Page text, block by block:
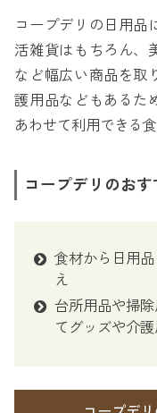
コープデリの日用品
活雑貨はもちろん、
など幅広い商品を取
護用品などもあるた
あわせて利用できる
コープデリのおす
食材から日用
え
台所用品や掃
てグッズや介